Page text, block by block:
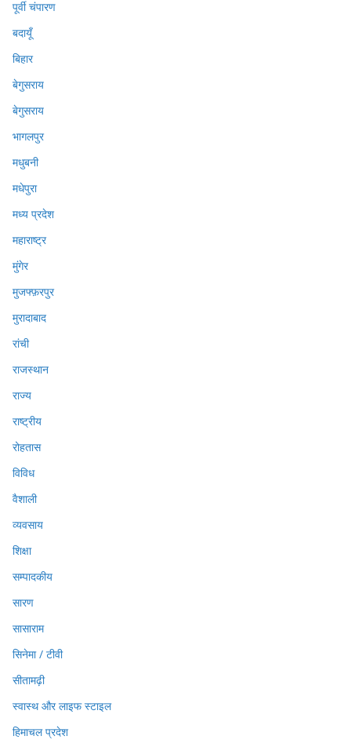
पूर्वी चंपारण
बदायूँ
बिहार
बेगुसराय
बेगुसराय
भागलपुर
मधुबनी
मधेपुरा
मध्य प्रदेश
महाराष्ट्र
मुंगेर
मुजफ्फ़रपुर
मुरादाबाद
रांची
राजस्थान
राज्य
राष्ट्रीय
रोहतास
विविध
वैशाली
व्यवसाय
शिक्षा
सम्पादकीय
सारण
सासाराम
सिनेमा / टीवी
सीतामढ़ी
स्वास्थ और लाइफ स्टाइल
हिमाचल प्रदेश